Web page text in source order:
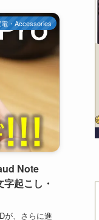
・Accessories
Note
起こし・
が、さらに進